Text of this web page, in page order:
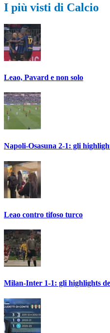
I più visti di Calcio
Leao, Pavard e non solo
Napoli-Osasuna 2-1: gli
Leao contro tifoso turco
Milan-Inter 1-1: gli highlights